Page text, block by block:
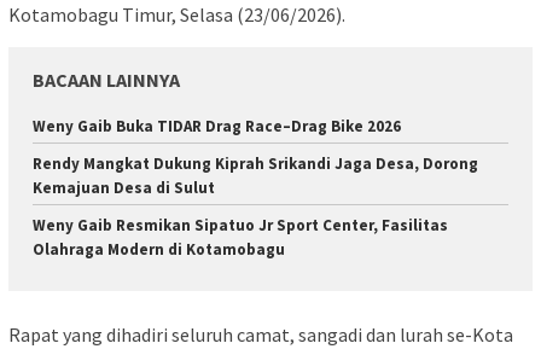
Kotamobagu Timur, Selasa (23/06/2026).
BACAAN LAINNYA
Weny Gaib Buka TIDAR Drag Race–Drag Bike 2026
Rendy Mangkat Dukung Kiprah Srikandi Jaga Desa, Dorong
Kemajuan Desa di Sulut
Weny Gaib Resmikan Sipatuo Jr Sport Center, Fasilitas
Olahraga Modern di Kotamobagu
Rapat yang dihadiri seluruh camat, sangadi dan lurah se-Kota